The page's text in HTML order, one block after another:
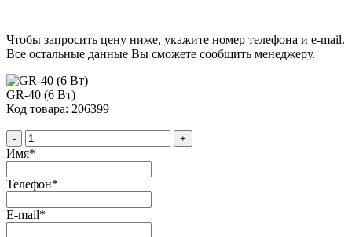
Чтобы запросить цену ниже, укажите номер телефона и e-mail.
Все остальные данные Вы сможете сообщить менеджеру.
GR-40 (6 Вт)
Код товара: 206399
- +
Имя*
Телефон*
E-mail*